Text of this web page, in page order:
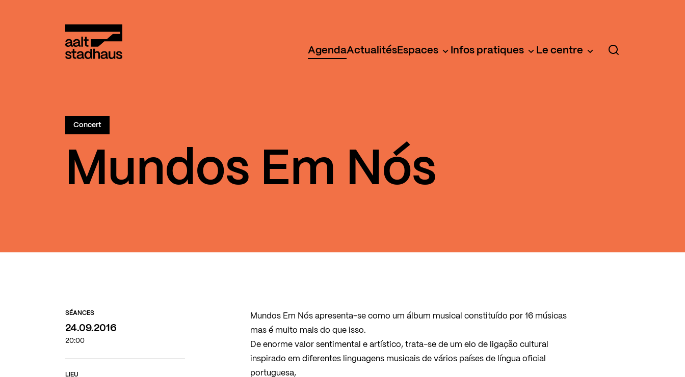
AgendaActualitésEspaces Infos pratiques Le centre
Concert
Mundos Em Nós
SÉANCES
24.09.2016
20:00
LIEU
Mundos Em Nós apresenta-se como um álbum musical constituído por 16 músicas
mas é muito mais do que isso.
De enorme valor sentimental e artístico, trata-se de um elo de ligação cultural
inspirado em diferentes linguagens musicais de vários países de língua oficial
portuguesa,